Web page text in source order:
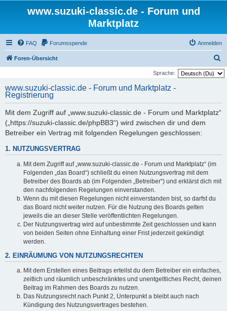
www.suzuki-classic.de - Forum und
Marktplatz
FAQ Forumsspende Anmelden
Foren-Übersicht
u
Sprache:
www.suzuki-classic.de - Forum und Marktplatz -
Registrierung
Mit dem Zugriff auf „www.suzuki-classic.de - Forum und Marktplatz“
(„https://suzuki-classic.de/phpBB3“) wird zwischen dir und dem
Betreiber ein Vertrag mit folgenden Regelungen geschlossen:
1. NUTZUNGSVERTRAG
Mit dem Zugriff auf „www.suzuki-classic.de - Forum und Marktplatz“ (im
Folgenden „das Board“) schließt du einen Nutzungsvertrag mit dem
Betreiber des Boards ab (im Folgenden „Betreiber“) und erklärst dich mit
den nachfolgenden Regelungen einverstanden.
Wenn du mit diesen Regelungen nicht einverstanden bist, so darfst du
das Board nicht weiter nutzen. Für die Nutzung des Boards gelten
jeweils die an dieser Stelle veröffentlichten Regelungen.
Der Nutzungsvertrag wird auf unbestimmte Zeit geschlossen und kann
von beiden Seiten ohne Einhaltung einer Frist jederzeit gekündigt
werden.
2. EINRÄUMUNG VON NUTZUNGSRECHTEN
Mit dem Erstellen eines Beitrags erteilst du dem Betreiber ein einfaches,
zeitlich und räumlich unbeschränktes und unentgeltliches Recht, deinen
Beitrag im Rahmen des Boards zu nutzen.
Das Nutzungsrecht nach Punkt 2, Unterpunkt a bleibt auch nach
Kündigung des Nutzungsvertrages bestehen.